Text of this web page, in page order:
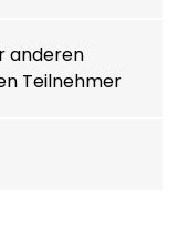
anderen
Teilnehmer